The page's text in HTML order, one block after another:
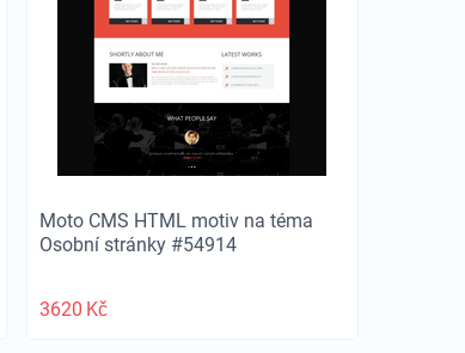
Moto CMS HTML motiv na téma
Osobní stránky #54914
3620 Kč